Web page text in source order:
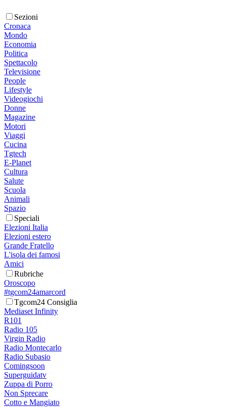
Sezioni
Cronaca
Mondo
Economia
Politica
Spettacolo
Televisione
People
Lifestyle
Videogiochi
Donne
Magazine
Motori
Viaggi
Cucina
Tgtech
E-Planet
Cultura
Salute
Scuola
Animali
Spazio
Speciali
Elezioni Italia
Elezioni estero
Grande Fratello
L'isola dei famosi
Amici
Rubriche
Oroscopo
#tgcom24amarcord
Tgcom24 Consiglia
Mediaset Infinity
R101
Radio 105
Virgin Radio
Radio Montecarlo
Radio Subasio
Comingsoon
Superguidatv
Zuppa di Porro
Non Sprecare
Cotto e Mangiato